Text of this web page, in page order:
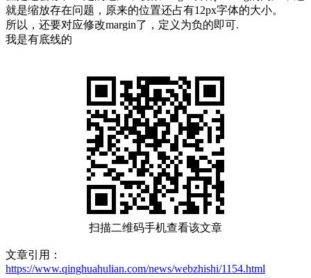
就是缩放存在问题，原来的位置还占有12px字体的大小。
所以，还要对应修改margin了，定义为负的即可.
我是有底线的
扫描二维码手机查看该文章
文章引用：
https://www.qinghuahulian.com/news/webzhishi/1154.html